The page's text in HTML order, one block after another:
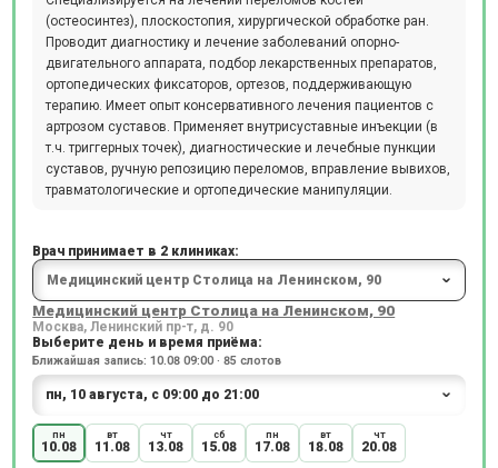
(остеосинтез), плоскостопия, хирургической обработке ран.
Проводит диагностику и лечение заболеваний опорно-
двигательного аппарата, подбор лекарственных препаратов,
ортопедических фиксаторов, ортезов, поддерживающую
терапию. Имеет опыт консервативного лечения пациентов с
артрозом суставов. Применяет внутрисуставные инъекции (в
т.ч. триггерных точек), диагностические и лечебные пункции
суставов, ручную репозицию переломов, вправление вывихов,
травматологические и ортопедические манипуляции.
Врач принимает в 2 клиниках:
Медицинский центр Столица на Ленинском, 90
Москва, Ленинский пр-т, д. 90
Выберите день и время приёма:
Ближайшая запись: 10.08 09:00 · 85 слотов
пн
10.08
вт
11.08
чт
13.08
сб
15.08
пн
17.08
вт
18.08
чт
20.08